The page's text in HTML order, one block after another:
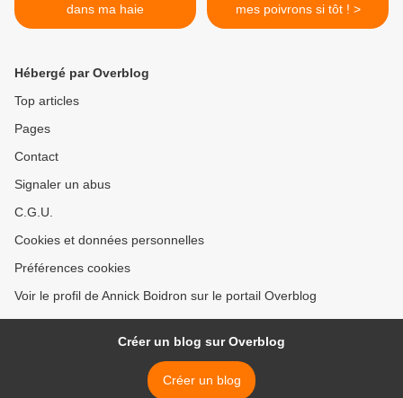
dans ma haie
mes poivrons si tôt ! >
Hébergé par Overblog
Top articles
Pages
Contact
Signaler un abus
C.G.U.
Cookies et données personnelles
Préférences cookies
Voir le profil de Annick Boidron sur le portail Overblog
Créer un blog sur Overblog
Créer un blog